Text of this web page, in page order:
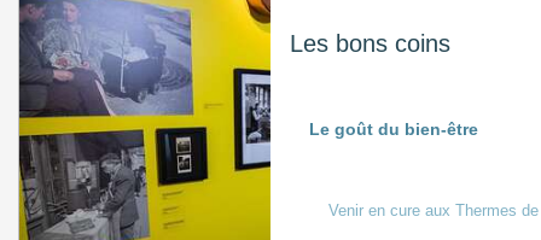
Les bons coins
Le goût du bien-être
Venir en cure aux Thermes